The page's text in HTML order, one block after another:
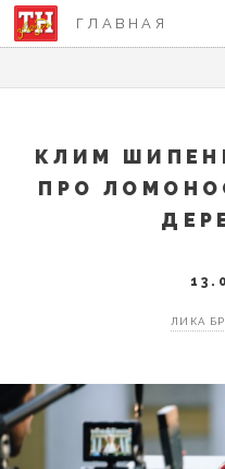
ГЛАВНАЯ
КЛИМ
ПРО
ЛИКА